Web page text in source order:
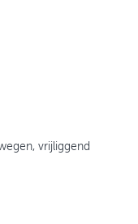
vrijliggend